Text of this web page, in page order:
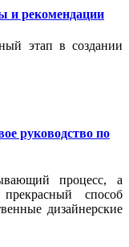
и рекомендации
этап в создании
руководство по
процесс, а
способ
дизайнерские